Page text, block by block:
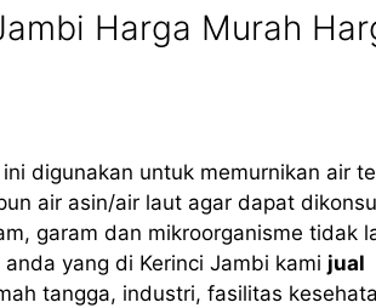
Harga Murah
digunakan untuk memurnikan air
air asin/air laut agar dapat
garam dan mikroorganisme tidak
yang di Kerinci Jambi kami jual
tangga, industri, fasilitas